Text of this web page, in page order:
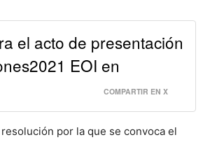
el acto de presentación
EOI en
COMPARTIR EN X
por la que se convoca el